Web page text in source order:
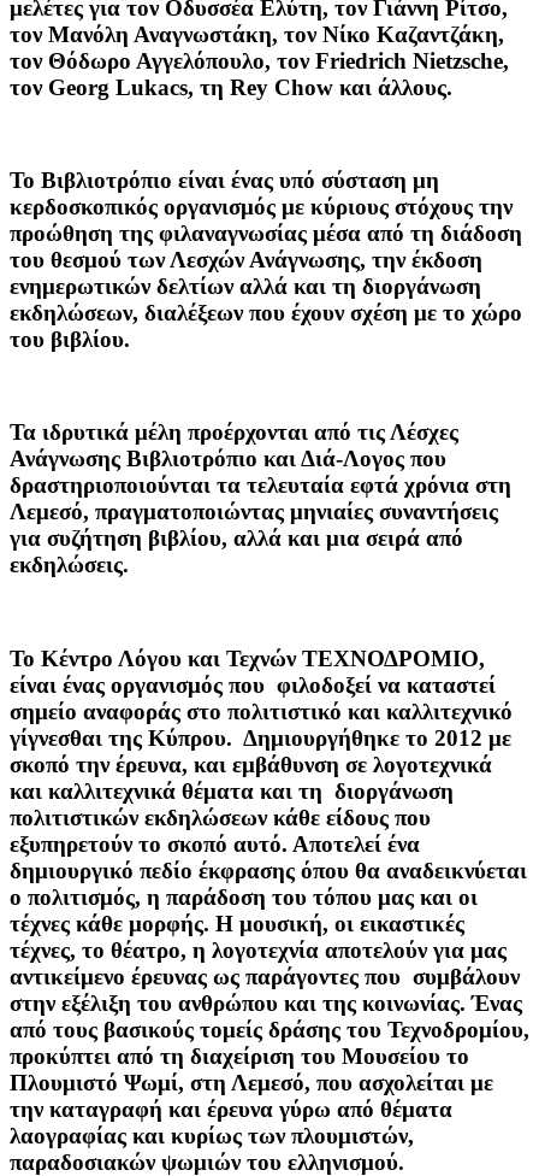
μελέτες για τον Οδυσσέα Ελύτη, τον Γιάννη Ρίτσο,
τον Μανόλη Αναγνωστάκη, τον Νίκο Καζαντζάκη,
τον Θόδωρο Αγγελόπουλο, τον Friedrich Nietzsche,
τον Georg Lukacs, τη Rey Chow και άλλους.
Το Βιβλιοτρόπιο είναι ένας υπό σύσταση μη
κερδοσκοπικός οργανισμός με κύριους στόχους την
προώθηση της φιλαναγνωσίας μέσα από τη διάδοση
του θεσμού των Λεσχών Ανάγνωσης, την έκδοση
ενημερωτικών δελτίων αλλά και τη διοργάνωση
εκδηλώσεων, διαλέξεων που έχουν σχέση με το χώρο
του βιβλίου.
Τα ιδρυτικά μέλη προέρχονται από τις Λέσχες
Ανάγνωσης Βιβλιοτρόπιο και Διά-Λογος που
δραστηριοποιούνται τα τελευταία εφτά χρόνια στη
Λεμεσό, πραγματοποιώντας μηνιαίες συναντήσεις
για συζήτηση βιβλίου, αλλά και μια σειρά από
εκδηλώσεις.
Το Κέντρο Λόγου και Τεχνών ΤΕΧΝΟΔΡΟΜΙΟ,
είναι ένας οργανισμός που φιλοδοξεί να καταστεί
σημείο αναφοράς στο πολιτιστικό και καλλιτεχνικό
γίγνεσθαι της Κύπρου. Δημιουργήθηκε το 2012 με
σκοπό την έρευνα, και εμβάθυνση σε λογοτεχνικά
και καλλιτεχνικά θέματα και τη διοργάνωση
πολιτιστικών εκδηλώσεων κάθε είδους που
εξυπηρετούν το σκοπό αυτό. Αποτελεί ένα
δημιουργικό πεδίο έκφρασης όπου θα αναδεικνύεται
ο πολιτισμός, η παράδοση του τόπου μας και οι
τέχνες κάθε μορφής. Η μουσική, οι εικαστικές
τέχνες, το θέατρο, η λογοτεχνία αποτελούν για μας
αντικείμενο έρευνας ως παράγοντες που συμβάλουν
στην εξέλιξη του ανθρώπου και της κοινωνίας. Ένας
από τους βασικούς τομείς δράσης του Τεχνοδρομίου,
προκύπτει από τη διαχείριση του Μουσείου το
Πλουμιστό Ψωμί, στη Λεμεσό, που ασχολείται με
την καταγραφή και έρευνα γύρω από θέματα
λαογραφίας και κυρίως των πλουμιστών,
παραδοσιακών ψωμιών του ελληνισμού.